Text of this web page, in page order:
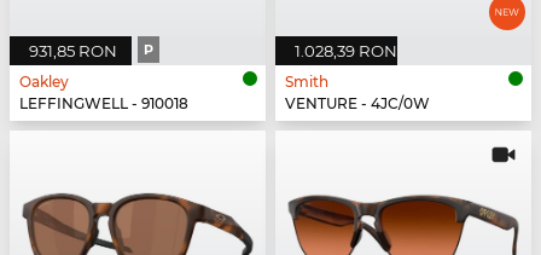
931,85 RON P
Oakley
LEFFINGWELL - 910018
1.028,39 RON
Smith
VENTURE - 4JC/0W